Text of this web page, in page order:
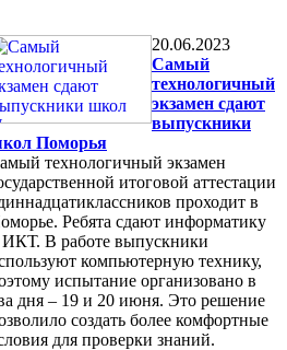
20.06.2023
Cамый
технологичный
экзамен сдают
выпускники
Поморья
технологичный экзамен
итоговой аттестации
проходит в
Ребята сдают информатику
В работе выпускники
компьютерную технику,
испытание организовано в
дня – 19 и 20 июня. Это решение
создать более комфортные
для проверки знаний.